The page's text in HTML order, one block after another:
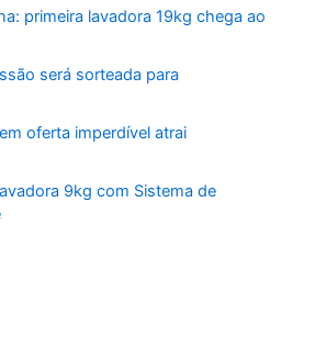
primeira lavadora 19kg chega ao
será sorteada para
oferta imperdível atrai
9kg com Sistema de